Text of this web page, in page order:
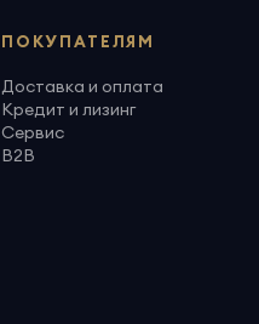
ПОКУПАТЕЛЯМ
Доставка и оплата
Кредит и лизинг
Сервис
B2B